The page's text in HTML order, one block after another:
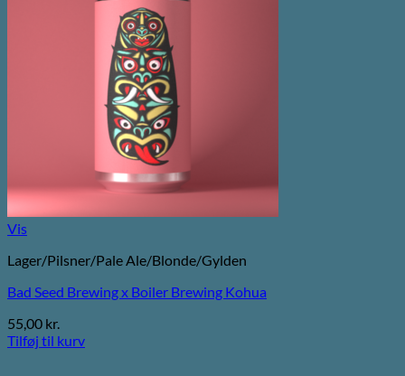
Vis
Lager/Pilsner/Pale Ale/Blonde/Gylden
Bad Seed Brewing x Boiler Brewing Kohua
55,00 kr.
Tilføj til kurv